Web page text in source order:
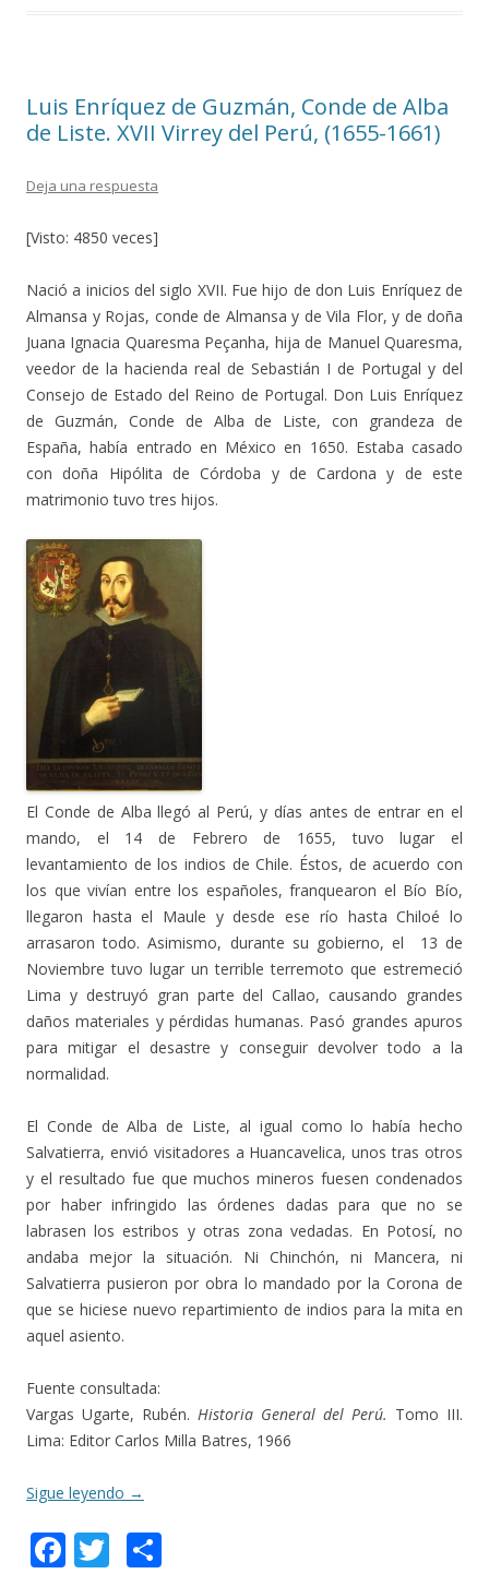
k r
Luis Enríquez de Guzmán, Conde de Alba
de Liste. XVII Virrey del Perú, (1655-1661)
Deja una respuesta
[Visto: 4850 veces]
Nació a inicios del siglo XVII. Fue hijo de don Luis Enríquez de
Almansa y Rojas, conde de Almansa y de Vila Flor, y de doña
Juana Ignacia Quaresma Peçanha, hija de Manuel Quaresma,
veedor de la hacienda real de Sebastián I de Portugal y del
Consejo de Estado del Reino de Portugal. Don Luis Enríquez
de Guzmán, Conde de Alba de Liste, con grandeza de
España, había entrado en México en 1650. Estaba casado
con doña Hipólita de Córdoba y de Cardona y de este
matrimonio tuvo tres hijos.
El Conde de Alba llegó al Perú, y días antes de entrar en el
mando, el 14 de Febrero de 1655, tuvo lugar el
levantamiento de los indios de Chile. Éstos, de acuerdo con
los que vivían entre los españoles, franquearon el Bío Bío,
llegaron hasta el Maule y desde ese río hasta Chiloé lo
arrasaron todo. Asimismo, durante su gobierno, el 13 de
Noviembre tuvo lugar un terrible terremoto que estremeció
Lima y destruyó gran parte del Callao, causando grandes
daños materiales y pérdidas humanas. Pasó grandes apuros
para mitigar el desastre y conseguir devolver todo a la
normalidad.
El Conde de Alba de Liste, al igual como lo había hecho
Salvatierra, envió visitadores a Huancavelica, unos tras otros
y el resultado fue que muchos mineros fuesen condenados
por haber infringido las órdenes dadas para que no se
labrasen los estribos y otras zona vedadas. En Potosí, no
andaba mejor la situación. Ni Chinchón, ni Mancera, ni
Salvatierra pusieron por obra lo mandado por la Corona de
que se hiciese nuevo repartimiento de indios para la mita en
aquel asiento.
Fuente consultada:
Vargas Ugarte, Rubén. Historia General del Perú. Tomo III.
Lima: Editor Carlos Milla Batres, 1966
Sigue leyendo →
F T